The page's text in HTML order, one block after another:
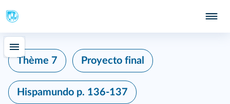
Thème 7 Proyecto final
Hispamundo p. 136-137